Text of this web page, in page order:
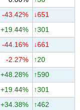
-43.42%
↓651
+19.44%
↑301
-44.16%
↓661
-2.27%
↑20
+48.28%
↑590
+19.44%
↑301
+34.38%
↑462